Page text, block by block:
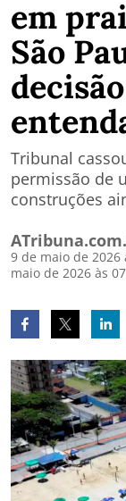
em
São
Tribunal
permissão de
construções
9 de maio de 2026
maio de 2026 às